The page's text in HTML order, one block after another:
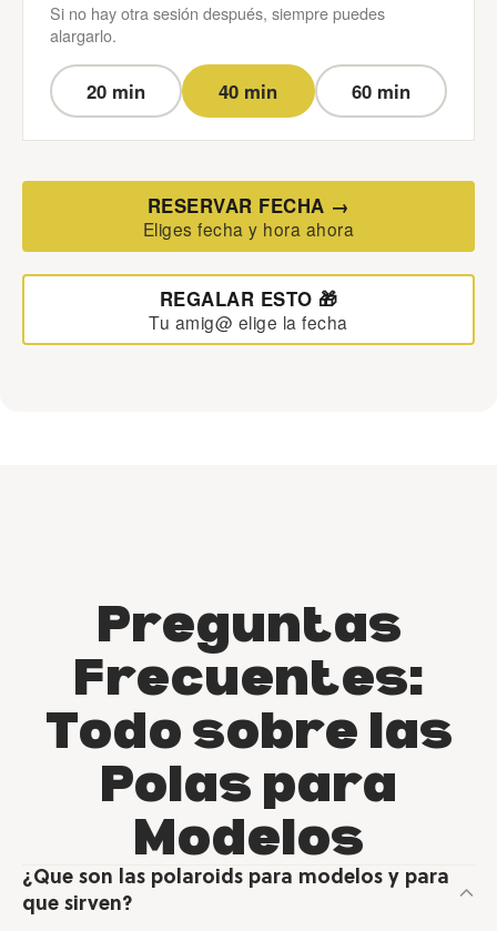
Si no hay otra sesión después, siempre puedes
alargarlo.
20 min 40 min 60 min
RESERVAR FECHA →
Eliges fecha y hora ahora
REGALAR ESTO 🎁
Tu amig@ elige la fecha
Preguntas
Frecuentes:
Todo sobre las
Polas para
Modelos
¿Que son las polaroids para modelos y para
que sirven?